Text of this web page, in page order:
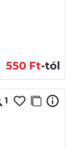
550 Ft-tól
1